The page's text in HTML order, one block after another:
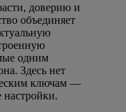
доверию и
объединяет
одним
Здесь нет
ключам —
настройки.